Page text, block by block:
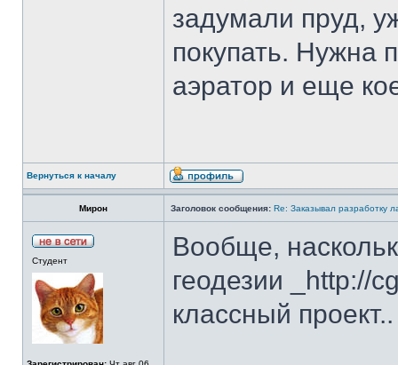
задумали пруд,
покупать. Нужна
аэратор и еще
Вернуться к началу
Мирон Заголовок сообщения: Re: Заказывал разработку
Студент
Вообще,
геодезии _http://
классный проект..